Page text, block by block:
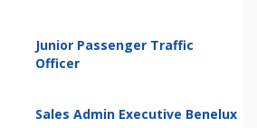
Junior Passenger Traffic
Officer
Sales Admin Executive Benelux